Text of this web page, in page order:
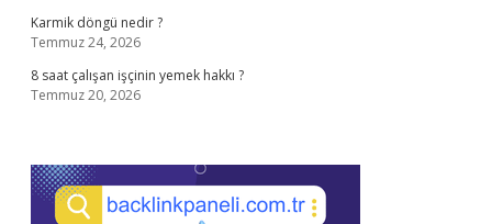
Karmik döngü nedir ?
Temmuz 24, 2026
8 saat çalışan işçinin yemek hakkı ?
Temmuz 20, 2026